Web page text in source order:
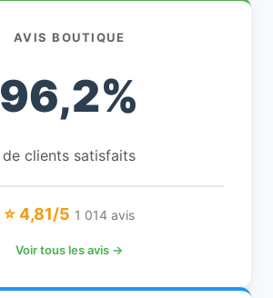
AVIS BOUTIQUE
96,2%
de clients satisfaits
⭐ 4,81/5 1 014 avis
Voir tous les avis →